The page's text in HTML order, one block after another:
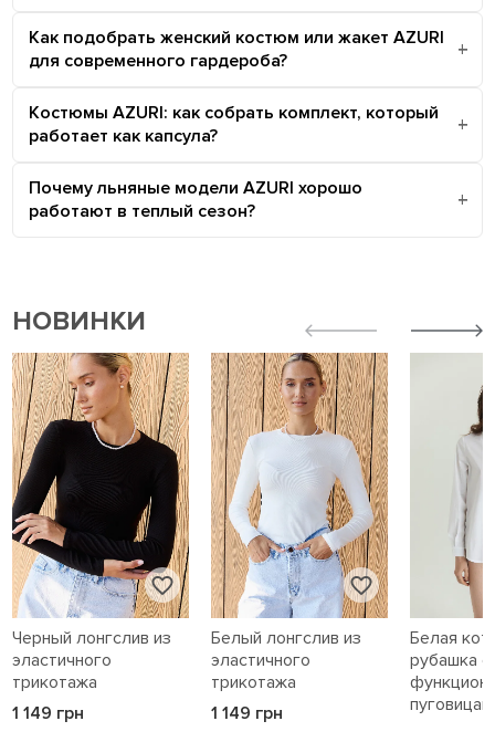
Как подобрать женский костюм или жакет AZURI
для современного гардероба?
Костюмы AZURI: как собрать комплект, который
работает как капсула?
Почему льняные модели AZURI хорошо
работают в теплый сезон?
НОВИНКИ
Черный лонгслив из
эластичного
трикотажа
1 149 грн
Белый лонгслив из
эластичного
трикотажа
1 149 грн
Белая
рубашка с